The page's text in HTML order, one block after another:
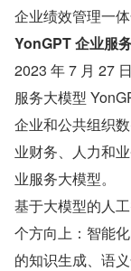
企业绩效管理一体
YonGPT 企业服
2023 年 7 月 27
服务大模型
企业和公共组织
业财务、人力和
业服务大模型。
基于大模型的人
个方向上：智能
的知识生成、语